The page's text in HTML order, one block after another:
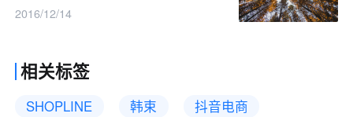
2016/12/14
相关标签
SHOPLINE 韩束
抖音电商